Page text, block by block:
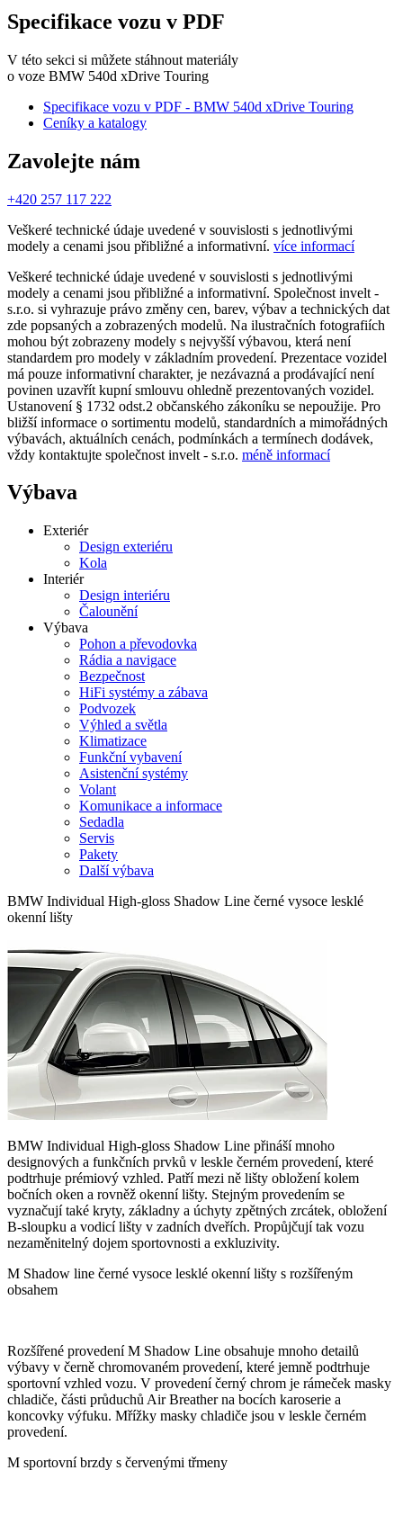
Specifikace vozu v PDF
V této sekci si můžete stáhnout materiály
o voze BMW 540d xDrive Touring
Specifikace vozu v PDF - BMW 540d xDrive Touring
Ceníky a katalogy
Zavolejte nám
+420 257 117 222
Veškeré technické údaje uvedené v souvislosti s jednotlivými
modely a cenami jsou přibližné a informativní. více informací
Veškeré technické údaje uvedené v souvislosti s jednotlivými
modely a cenami jsou přibližné a informativní. Společnost invelt -
s.r.o. si vyhrazuje právo změny cen, barev, výbav a technických dat
zde popsaných a zobrazených modelů. Na ilustračních fotografiích
mohou být zobrazeny modely s nejvyšší výbavou, která není
standardem pro modely v základním provedení. Prezentace vozidel
má pouze informativní charakter, je nezávazná a prodávající není
povinen uzavřít kupní smlouvu ohledně prezentovaných vozidel.
Ustanovení § 1732 odst.2 občanského zákoníku se nepoužije. Pro
bližší informace o sortimentu modelů, standardních a mimořádných
výbavách, aktuálních cenách, podmínkách a termínech dodávek,
vždy kontaktujte společnost invelt - s.r.o. méně informací
Výbava
Exteriér
Design exteriéru
Kola
Interiér
Design interiéru
Čalounění
Výbava
Pohon a převodovka
Rádia a navigace
Bezpečnost
HiFi systémy a zábava
Podvozek
Výhled a světla
Klimatizace
Funkční vybavení
Asistenční systémy
Volant
Komunikace a informace
Sedadla
Servis
Pakety
Další výbava
BMW Individual High-gloss Shadow Line černé vysoce lesklé
okenní lišty
BMW Individual High-gloss Shadow Line přináší mnoho
designových a funkčních prvků v leskle černém provedení, které
podtrhuje prémiový vzhled. Patří mezi ně lišty obložení kolem
bočních oken a rovněž okenní lišty. Stejným provedením se
vyznačují také kryty, základny a úchyty zpětných zrcátek, obložení
B-sloupku a vodicí lišty v zadních dveřích. Propůjčují tak vozu
nezaměnitelný dojem sportovnosti a exkluzivity.
M Shadow line černé vysoce lesklé okenní lišty s rozšířeným
obsahem
Rozšířené provedení M Shadow Line obsahuje mnoho detailů
výbavy v černě chromovaném provedení, které jemně podtrhuje
sportovní vzhled vozu. V provedení černý chrom je rámeček masky
chladiče, části průduchů Air Breather na bocích karoserie a
koncovky výfuku. Mřížky masky chladiče jsou v leskle černém
provedení.
M sportovní brzdy s červenými třmeny